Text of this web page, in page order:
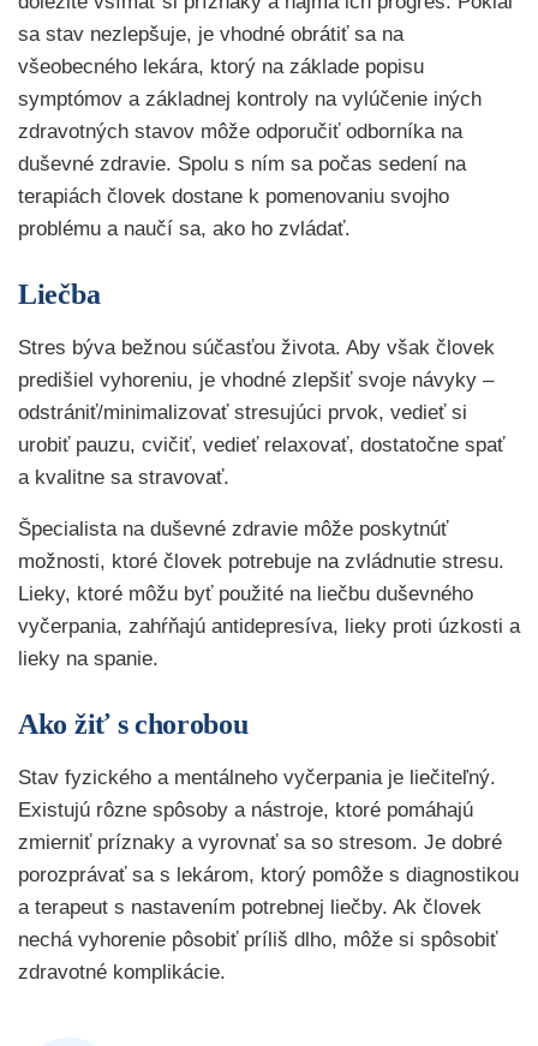
sa stav nezlepšuje, je vhodné obrátiť sa na
všeobecného lekára, ktorý na základe popisu
symptómov a základnej kontroly na vylúčenie iných
zdravotných stavov môže odporučiť odborníka na
duševné zdravie. Spolu s ním sa počas sedení na
terapiách človek dostane k pomenovaniu svojho
problému a naučí sa, ako ho zvládať.
Liečba
Stres býva bežnou súčasťou života. Aby však človek
predišiel vyhoreniu, je vhodné zlepšiť svoje návyky –
odstrániť/minimalizovať stresujúci prvok, vedieť si
urobiť pauzu, cvičiť, vedieť relaxovať, dostatočne spať
a kvalitne sa stravovať.
Špecialista na duševné zdravie môže poskytnúť
možnosti, ktoré človek potrebuje na zvládnutie stresu.
Lieky, ktoré môžu byť použité na liečbu duševného
vyčerpania, zahŕňajú antidepresíva, lieky proti úzkosti a
lieky na spanie.
Ako žiť s chorobou
Stav fyzického a mentálneho vyčerpania je liečiteľný.
Existujú rôzne spôsoby a nástroje, ktoré pomáhajú
zmierniť príznaky a vyrovnať sa so stresom. Je dobré
porozprávať sa s lekárom, ktorý pomôže s diagnostikou
a terapeut s nastavením potrebnej liečby. Ak človek
nechá vyhorenie pôsobiť príliš dlho, môže si spôsobiť
zdravotné komplikácie.